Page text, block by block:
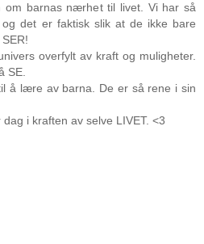
om barnas nærhet til livet. Vi har så
det er faktisk slik at de ikke bare
overfylt av kraft og muligheter.
SE.
å lære av barna. De er så rene i sin
i kraften av selve LIVET. <3